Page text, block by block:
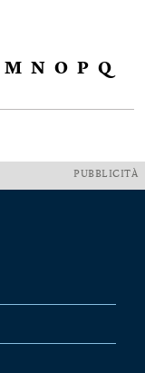
M N O P Q
PUBBLICITÀ